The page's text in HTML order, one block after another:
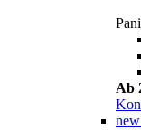
Ab
new